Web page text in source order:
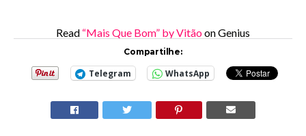
Read “Mais Que Bom” by Vitãoon Genius
Compartilhe:
Telegram WhatsApp